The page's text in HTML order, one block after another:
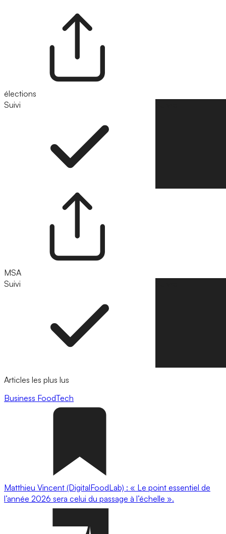
élections
Suivi
MSA
Suivi
Articles les plus lus
Business FoodTech
Matthieu Vincent (DigitalFoodLab) : « Le point essentiel de
l’année 2026 sera celui du passage à l’échelle ».